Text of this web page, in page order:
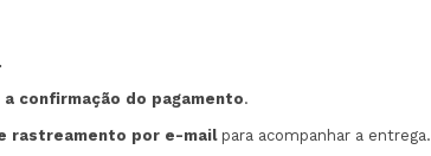
confirmação do pagamento.
rastreamento por e-mailpara acompanhar a entrega.